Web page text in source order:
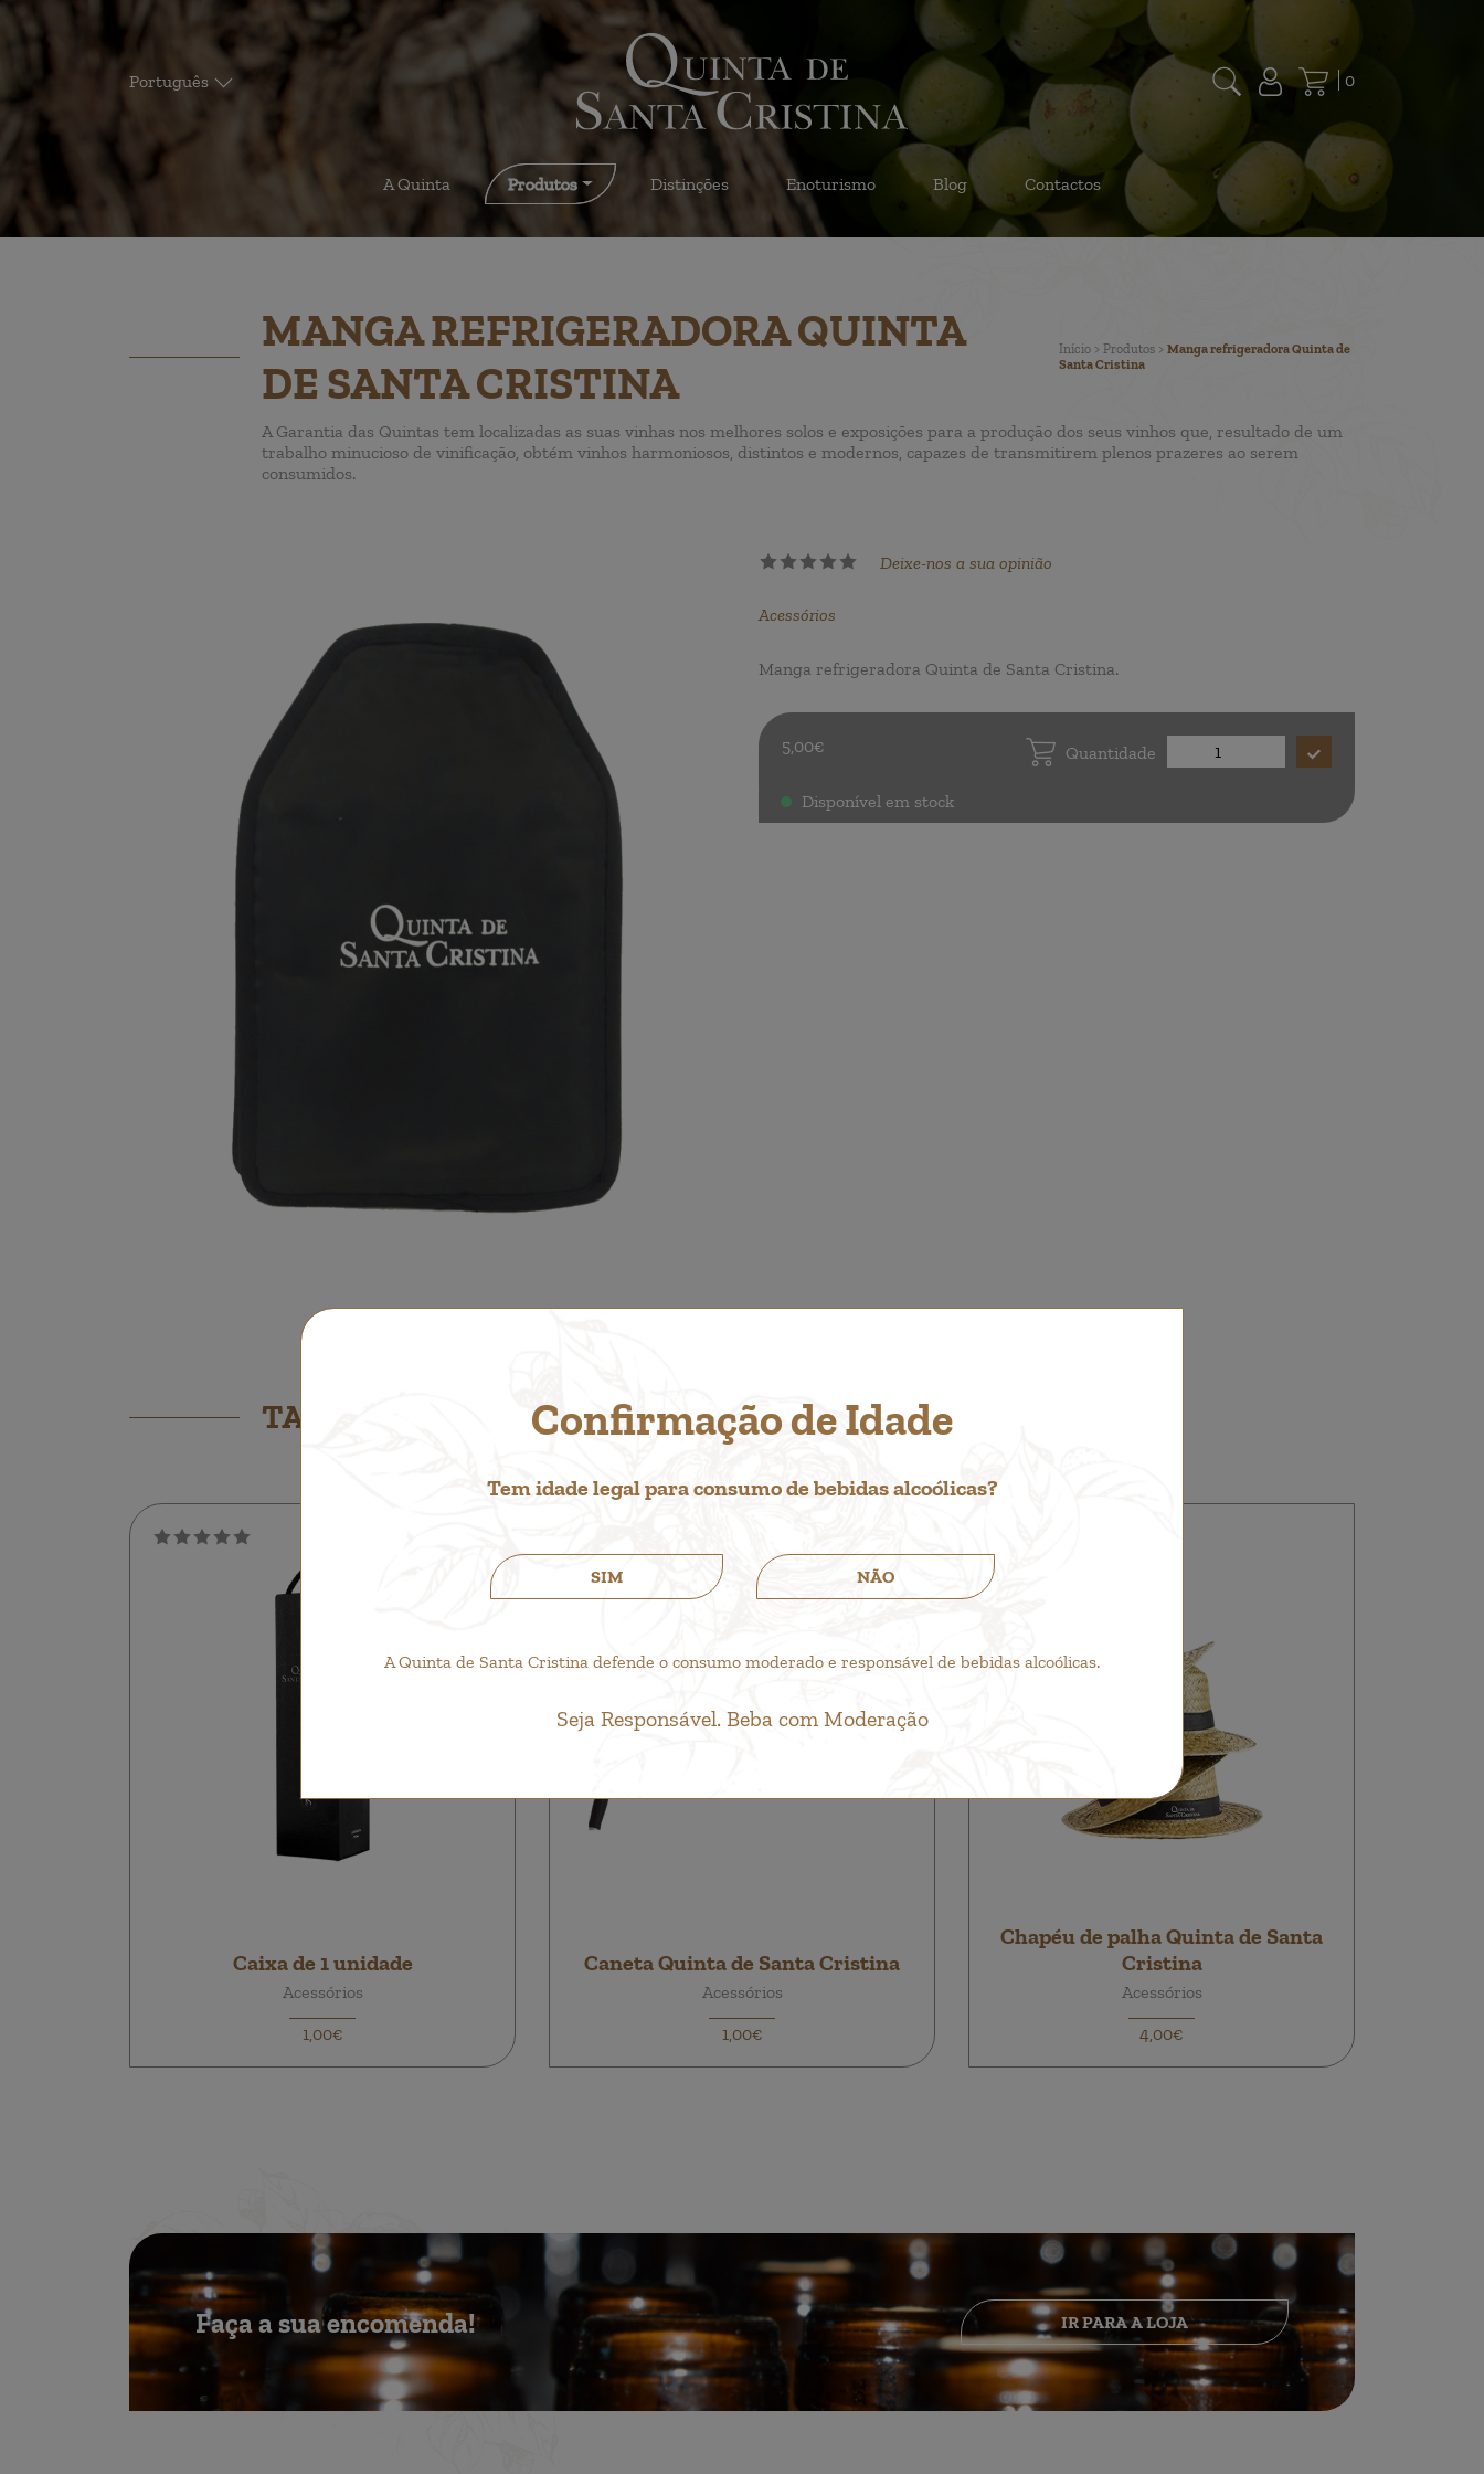
Confirmação de Idade
Tem idade legal para consumo de bebidas alcoólicas?
SIM NÃO
A Quinta de Santa Cristina defende o consumo moderado e responsável de bebidas alcoólicas.
Seja Responsável. Beba com Moderação
Português 0
A Quinta Produtos Distinções Enoturismo Blog Contactos
MANGA REFRIGERADORA QUINTA
DE SANTA CRISTINA
Início> Produtos> Manga refrigeradora Quinta de
Santa Cristina
A Garantia das Quintas tem localizadas as suas vinhas nos melhores solos e exposições para a produção dos seus vinhos que, resultado de um
trabalho minucioso de vinificação, obtém vinhos harmoniosos, distintos e modernos, capazes de transmitirem plenos prazeres ao serem
consumidos.
Deixe-nos a sua opinião
Acessórios
Manga refrigeradora Quinta de Santa Cristina.
5,00€ Quantidade
. Disponível em stock
TAMBÉM PODERÁ GOSTAR DE...
Caixa de 1 unidade
Acessórios
1,00€
Caneta Quinta de Santa Cristina
Acessórios
1,00€
Chapéu de palha Quinta de Santa
Cristina
Acessórios
4,00€
Faça a sua encomenda! IR PARA A LOJA